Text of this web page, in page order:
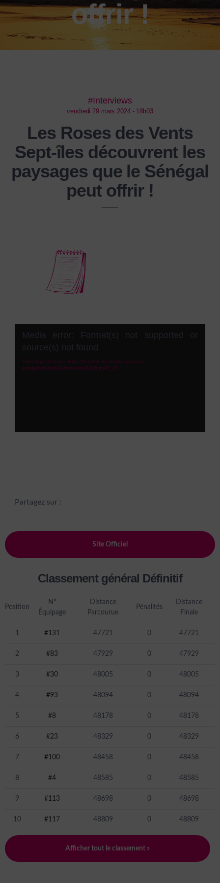
offrir !
#Interviews
vendredi 29 mars 2024 - 18h03
Les Roses des Vents
Sept-îles découvrent les
paysages que le Sénégal
peut offrir !
vidéoMedia error: Format(s) not supported or
source(s) not found
Télécharger le fichier: https://transfert.desertours.fr/rosetrip-
senegal/edition2024/interviews/EQ65.mp4?_=2
Partagez sur :
Site Officiel
Classement général Définitif
Position
N°
Équipage
Distance
Parcourue
Pénalités
Distance
Finale
1 #131 47721 0 47721
2 #83 47929 0 47929
3 #30 48005 0 48005
4 #93 48094 0 48094
5 #8 48178 0 48178
6 #23 48329 0 48329
7 #100 48458 0 48458
8 #4 48585 0 48585
9 #113 48698 0 48698
10 #117 48809 0 48809
Afficher tout le classement »